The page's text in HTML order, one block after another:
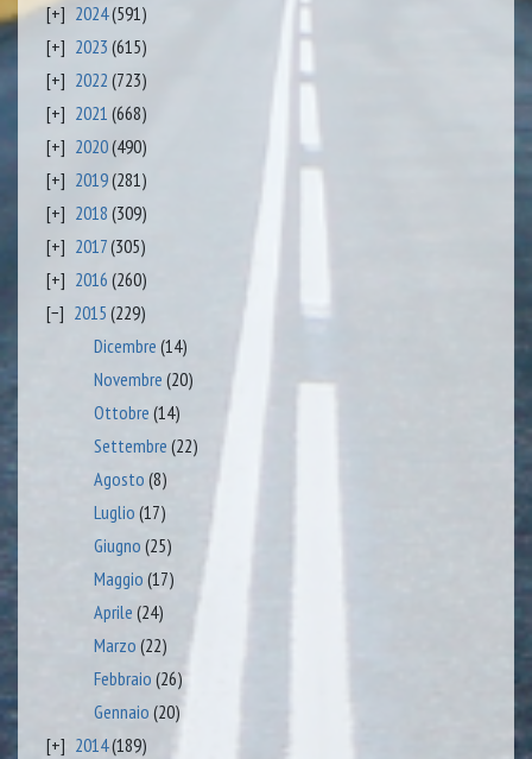
2024(591)
2023 (615)
2022 (723)
2021 (668)
2020(490)
2019(281)
2018 (309)
2017(305)
2016 (260)
2015 (229)
Dicembre (14)
Novembre (20)
Ottobre (14)
Settembre (22)
Agosto (8)
Luglio (17)
Giugno (25)
Maggio (17)
Aprile (24)
Marzo (22)
Febbraio (26)
Gennaio (20)
2014(189)